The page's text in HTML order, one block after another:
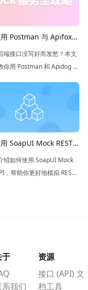
Postman 与 Apifox
服务端？
端接口没写好而发愁？本文
你用 Postman 和 Apidog 搭
你领略 Apidog 智能 Mock
验，让前端开发不再等待！
SoapUI Mock REST
绍如何使用 SoapUI Mock
，帮助你更好地模拟 REST
于
我们
资源
接口 (API) 文
档工具